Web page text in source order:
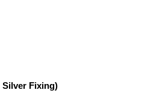
Silver Fixing)